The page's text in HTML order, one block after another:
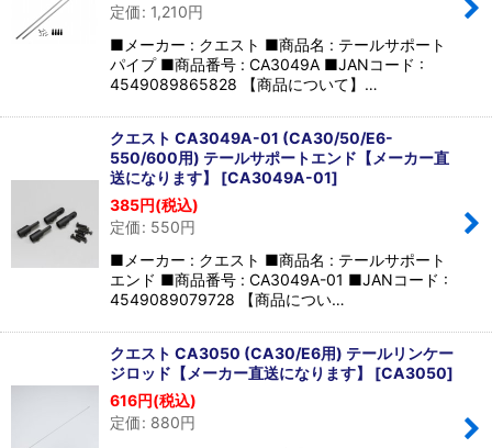
定価: 1,210円
■メーカー : クエスト ■商品名 : テールサポート
パイプ ■商品番号 : CA3049A ■JANコード :
4549089865828 【商品について】…
クエスト CA3049A-01 (CA30/50/E6-
550/600用) テールサポートエンド【メーカー直
送になります】
[CA3049A-01]
385円(税込)
定価: 550円
■メーカー : クエスト ■商品名 : テールサポート
エンド ■商品番号 : CA3049A-01 ■JANコード :
4549089079728 【商品につい…
クエスト CA3050 (CA30/E6用) テールリンケー
ジロッド【メーカー直送になります】
[CA3050]
616円(税込)
定価: 880円